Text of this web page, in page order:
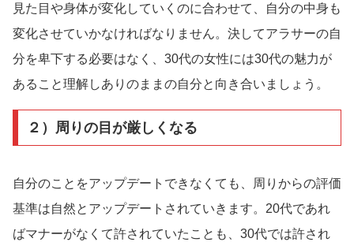
見た目や身体が変化していくのに合わせて、自分の中身も
変化させていかなければなりません。決してアラサーの自
分を卑下する必要はなく、30代の女性には30代の魅力が
あること理解しありのままの自分と向き合いましょう。
２）周りの目が厳しくなる
自分のことをアップデートできなくても、周りからの評価
基準は自然とアップデートされていきます。20代であれ
ばマナーがなくて許されていたことも、30代では許され